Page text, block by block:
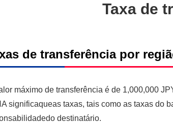
Taxa de
de transferência por
máximo de transferência é de 1,000,000
significaqueas taxas, tais como as taxas do
destinatário.